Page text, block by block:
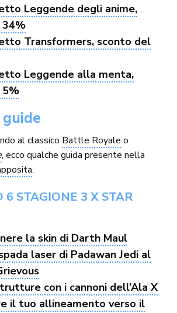
Leggende degli anime,
Transformers, sconto del
Leggende alla menta,
al classico Battle Royale o
, ecco qualche guida presente nella
.
6 STAGIONE 3 X STAR
la skin di Darth Maul
laser di Padawan Jedi al
con i cannoni dell’Ala X
il tuo allineamento verso il